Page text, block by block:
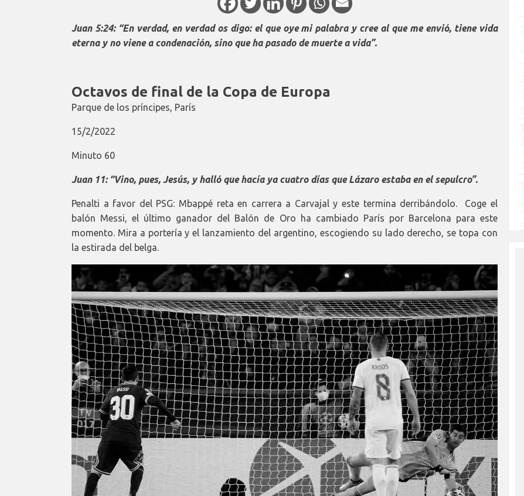
Juan 5:24:“En verdad, en verdad os digo: el que oye mi palabra y cree al que me envió, tiene vida
eterna y no viene a condenación, sino que ha pasado de muerte a vida”.
Octavos de final de la Copa de Europa
Parque de los príncipes, París
15/2/2022
Minuto 60
Juan 11: “Vino, pues, Jesús, y halló que hacía ya cuatro días que Lázaro estaba en el sepulcro”.
Penalti a favor del PSG: Mbappé reta en carrera a Carvajal y este termina derribándolo. Coge el
balón Messi, el último ganador del Balón de Oro ha cambiado París por Barcelona para este
momento. Mira a portería y el lanzamiento del argentino, escogiendo su lado derecho, se topa con
la estirada del belga.